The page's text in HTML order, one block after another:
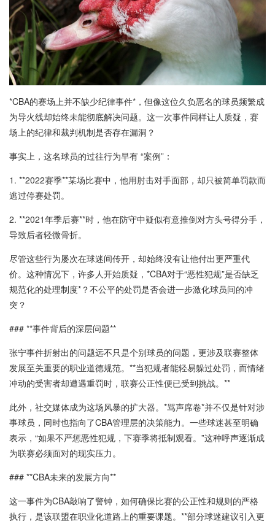
*CBA的赛场上并不缺少纪律事件*，但像这位久负恶名的球员频繁成
为导火线却始终未能彻底解决问题。这一次事件同样让人质疑，赛
场上的纪律和裁判机制是否存在漏洞？
事实上，这名球员的过往行为早有 “案例”：
1. **2022赛季**某场比赛中，他用肘击对手面部，却只被简单罚款而
逃过停赛处罚。
2. **2021年季后赛**时，他在防守中疑似有意推倒对方头号得分手，
导致后者轻微骨折。
尽管这些行为屡次在球迷间传开，却始终没有让他付出更严重代
价。这种情况下，许多人开始质疑，*CBA对于“恶性犯规”是否缺乏
规范化的处理制度*？不公平的处罚是否会进一步激化球员间的冲
突？
### **事件背后的深层问题**
张宁事件折射出的问题远不只是个别球员的问题，更涉及联赛整体
发展至关重要的职业道德规范。**当犯规者能轻易躲过处罚，而情绪
冲动的受害者却遭遇重罚时，联赛公正性便已受到挑战。**
此外，社交媒体成为这场风暴的扩大器。*骂声席卷*并不仅是针对涉
事球员，同时也指向了CBA管理层的决策能力。一些球迷甚至明确
表示，“如果不严惩恶性犯规，下赛季将抵制观看。”这种呼声逐渐成
为联赛必须面对的现实压力。
### **CBA未来的发展方向**
这一事件为CBA敲响了警钟，如何确保比赛的公正性和规则的严格
执行，是该联盟在职业化道路上的重要课题。**部分球迷建议引入更